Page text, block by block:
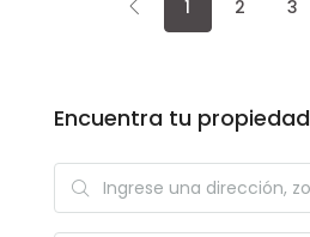
1 2 3
Encuentra tu propiedad